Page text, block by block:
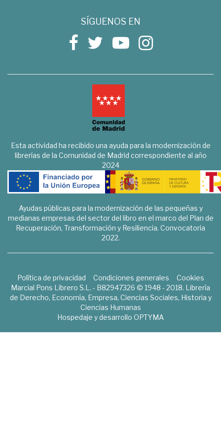
SÍGUENOS EN
Esta actividad ha recibido una ayuda para la modernización de
librerías de la Comunidad de Madrid correspondiente al año
2024
Ayudas públicas para la modernización de las pequeñas y
medianas empresas del sector del libro en el marco del Plan de
Recuperación, Transformación y Resiliencia. Convocatoria
2022.
Política de privacidad Condiciones generales
Cookies
Marcial Pons Librero S.L. - B82947326 © 1948 - 2018. Librería
de Derecho, Economía, Empresa, Ciencias Sociales, Historia y
Ciencias Humanas
Hospedaje y desarrollo OPTYMA